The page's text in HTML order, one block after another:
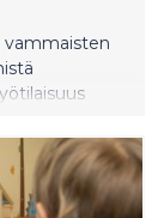
vammaisten